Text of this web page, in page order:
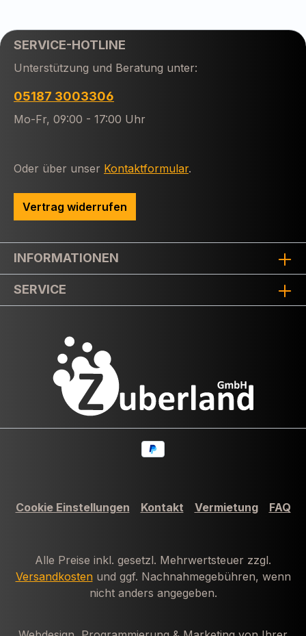
SERVICE-HOTLINE
Unterstützung und Beratung unter:
05187 3003306
Mo-Fr, 09:00 - 17:00 Uhr
Oder über unser Kontaktformular.
Vertrag widerrufen
INFORMATIONEN
SERVICE
Cookie Einstellungen Kontakt Vermietung FAQ
Alle Preise inkl. gesetzl. Mehrwertsteuer zzgl.
Versandkosten und ggf. Nachnahmegebühren, wenn
nicht anders angegeben.